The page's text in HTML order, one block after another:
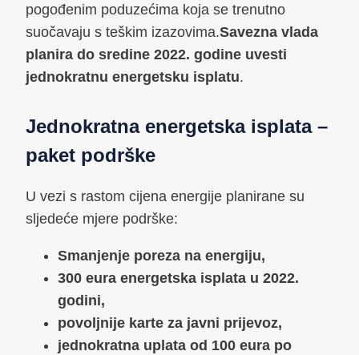
pogođenim poduzećima koja se trenutno
suočavaju s teškim izazovima.Savezna vlada
planira do sredine 2022. godine uvesti
jednokratnu energetsku isplatu.
Jednokratna energetska isplata –
paket podrške
U vezi s rastom cijena energije planirane su
sljedeće mjere podrške:
Smanjenje poreza na energiju,
300 eura energetska isplata u 2022.
godini,
povoljnije karte za javni prijevoz,
jednokratna uplata od 100 eura po